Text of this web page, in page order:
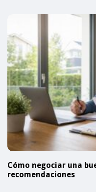
Cómo negociar una
recomendaciones